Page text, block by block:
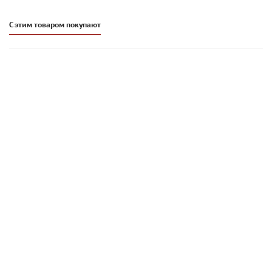
С этим товаром покупают